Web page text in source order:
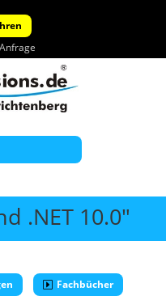
Anfrage
.NET 10.0"
Fachbücher